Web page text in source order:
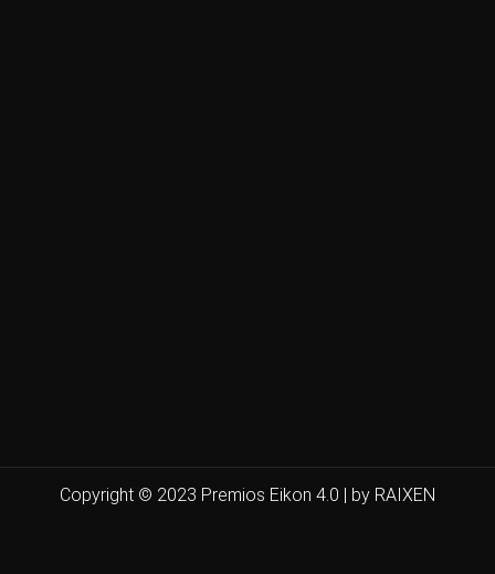
Copyright © 2023 Premios Eikon 4.0 | by RAIXEN